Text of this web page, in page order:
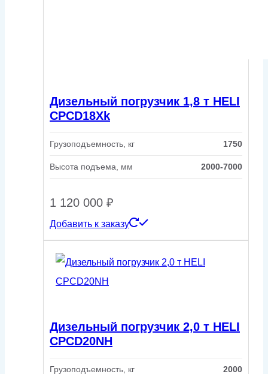
Дизельный погрузчик 1,8 т HELI
CPСD18Xk
Грузоподъемность, кг 1750
Высота подъема, мм 2000-7000
1 120 000 ₽
Добавить к заказу
Дизельный погрузчик 2,0 т HELI
CPCD20NH
Грузоподъемность, кг 2000